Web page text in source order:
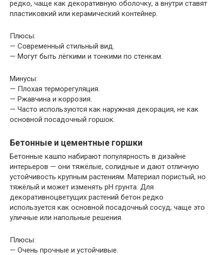
редко, чаще как декоративную оболочку, а внутри ставят
пластиковкий или керамический контейнер.
Плюсы:
— Современный стильный вид.
— Могут быть лёгкими и тонкими по стенкам.
Минусы:
— Плохая терморегуляция.
— Ржавчина и коррозия.
— Часто используются как наружная декорация, не как
основной посадочный горшок.
Бетонные и цементные горшки
Бетонные кашпо набирают популярность в дизайне
интерьеров — они тяжёлые, солидные и дают отличную
устойчивость крупным растениям. Материал пористый, но
тяжёлый и может изменять pH грунта. Для
декоративноцветущих растений бетон редко
используется как основной посадочный сосуд; чаще это
уличные или напольные решения.
Плюсы:
— Очень прочные и устойчивые.